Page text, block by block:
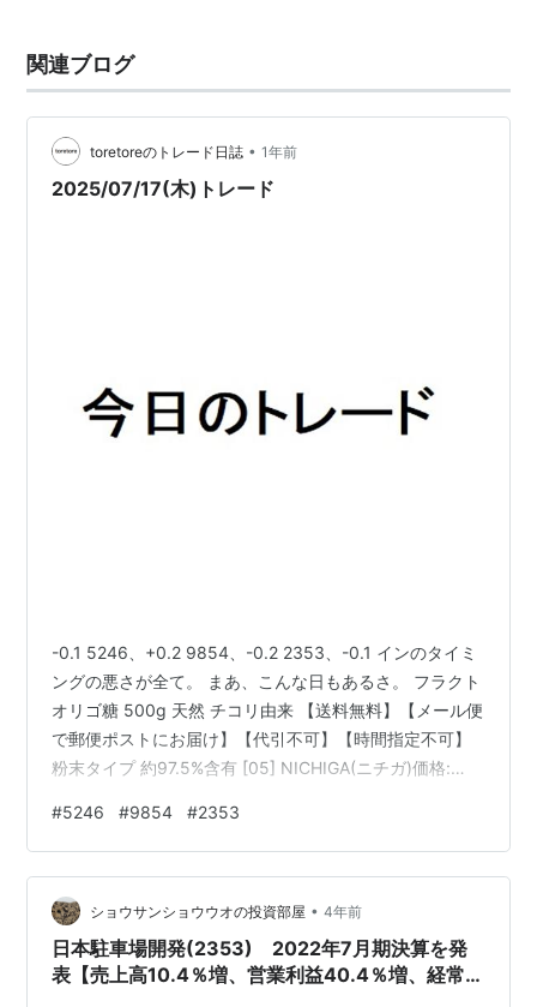
関連ブログ
toretoreのトレード日誌 • 1年前
2025/07/17(木)トレード
-0.1 5246、+0.2 9854、-0.2 2353、-0.1 インのタイミ
ングの悪さが全て。 まあ、こんな日もあるさ。 フラクト
オリゴ糖 500g 天然 チコリ由来 【送料無料】【メール便
で郵便ポストにお届け】【代引不可】【時間指定不可】
粉末タイプ 約97.5%含有 [05] NICHIGA(ニチガ)価格:
#5246 #9854 #2353
ショウサンショウウオの投資部屋 • 4年前
日本駐車場開発(2353) 2022年7月期決算を発
表【売上高10.4％増、営業利益40.4％増、経常利